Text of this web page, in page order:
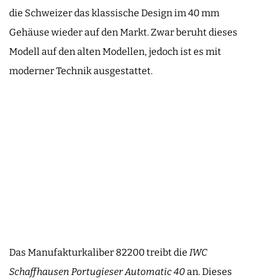
die Schweizer das klassische Design im 40 mm
Gehäuse wieder auf den Markt. Zwar beruht dieses
Modell auf den alten Modellen, jedoch ist es mit
moderner Technik ausgestattet.
Das Manufakturkaliber 82200 treibt die IWC
Schaffhausen Portugieser Automatic 40an. Dieses